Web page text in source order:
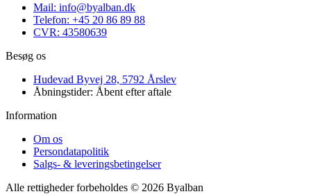
Mail: info@byalban.dk
Telefon: +45 20 86 89 88
CVR: 43580639
Besøg os
Hudevad Byvej 28, 5792 Årslev
Åbningstider: Åbent efter aftale
Information
Om os
Persondatapolitik
Salgs- & leveringsbetingelser
Alle rettigheder forbeholdes © 2026 Byalban